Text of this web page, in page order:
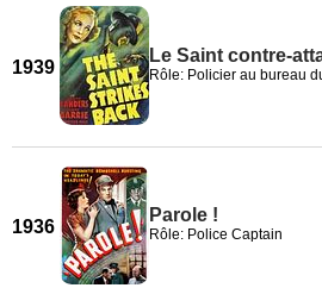
1939
Le Saint contre-
Rôle: Policier au bureau
1936
Parole !
Rôle: Police Captain